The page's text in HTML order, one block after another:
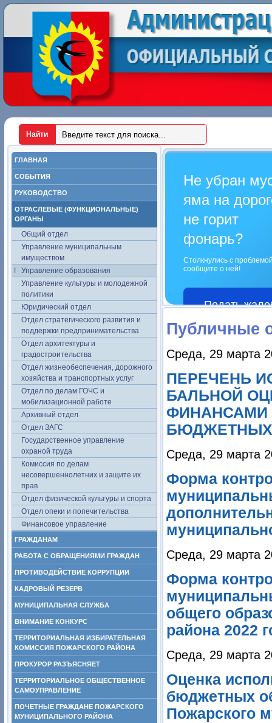
ГЛАВНАЯ
СОБЫТИЯ
РУКОВОДСТВО
ОТРАСЛЕВЫЕ (ФУНКЦИОНАЛЬНЫЕ)
ОРГАНЫ
Общий отдел
Управление муниципальным
имуществом
Управление образования
Управление культуры и молодежной
политики
Юридический отдел
Отдел стратегического развития и
поддержки предпринимательства
Отдел архитектуры и
градостроительства
Отдел жизнеобеспечения, дорожного
хозяйства и транспортных услуг
Отдел по делам ГОЧС и
мобилизационной работе
Архивный отдел
Отдел ЗАГС
Государственное управление
охраной труда
Комиссия по делам
несовершеннолетних и защите их
прав
Отдел физической культуры и спорта
Отдел опеки и попечительства
Финансовое управление
ГРАЖДАНАМ
РАБОТА С ОБРАЩЕНИЯМИ ГРАЖДАН
ПРОТИВОДЕЙСТВИЕ КОРРУПЦИИ
КАДРОВЫЙ РЕЗЕРВ
МУНИЦИПАЛЬНАЯ СЛУЖБА
ВНИМАНИЕ КОНКУРС
ТЕРРИТОРИАЛЬНАЯ ИЗБИРАТЕЛЬНАЯ
КОМИССИЯ ПОЖАРСКОГО РАЙОНА
ПРОКУРОР РАЗЪЯСНЯЕТ
ТЕРРИТОРИАЛЬНОЕ ОБЩЕСТВЕННОЕ
САМОУПРАВЛЕНИЕ
ПОЧЕТНЫЕ ГРАЖДАНЕ ПОЖАРСКОГО
МУНИЦИПАЛЬНОГО РАЙОНА
Не убран
яма на
не горит
фонарь?
Столкнулись с
сообщите о ней!
Подать
Публичные
Среда, 29 марта
ПЕРЕЧЕНЬ
БАЛЬНОЙ
ФИНАНСАМИ
БЮДЖЕТНЫХ
Среда, 29 марта
Форма
Среда, 29 марта
Форма
общего
района 2022
Среда, 29 марта
Оценка
бюджетных
Пожарского